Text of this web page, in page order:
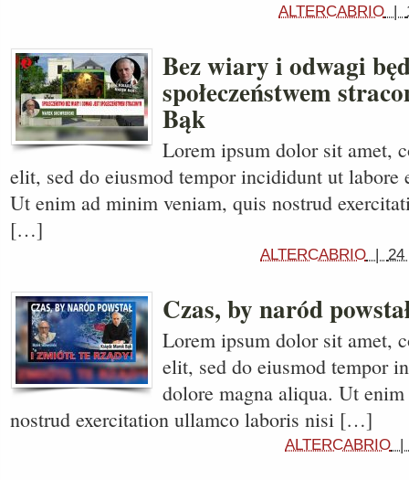
ALTERCABRIO |
Bez wiary i odwagi
społeczeństwem
Bąk
Lorem ipsum dolor sit amet,
elit, sed do eiusmod tempor incididunt ut labore
Ut enim ad minim veniam, quis nostrud
[…]
ALTERCABRIO | 24
Czas, by naród
Lorem ipsum dolor sit amet,
elit, sed do eiusmod tempor
dolore magna aliqua. Ut
nostrud exercitation ullamco laboris nisi […]
ALTERCABRIO